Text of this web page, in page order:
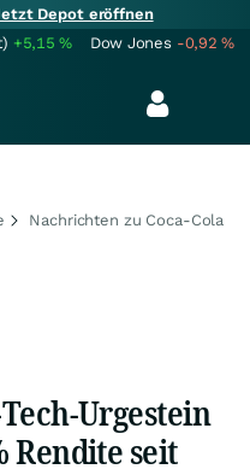
Depot eröffnen
+5,15% Dow Jones -0,92%
Nachrichten zu Coca-Cola
Urgestein
Rendite seit